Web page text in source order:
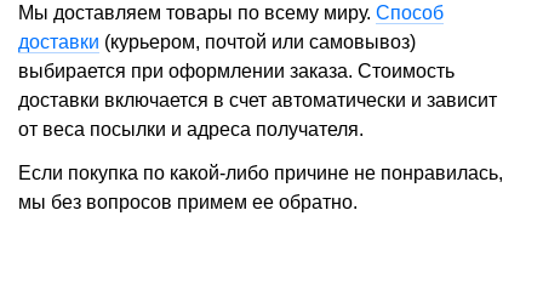
Мы доставляем товары по всему миру. Способ
доставки (курьером, почтой или самовывоз)
выбирается при оформлении заказа. Стоимость
доставки включается в счет автоматически и зависит
от веса посылки и адреса получателя.
Если покупка по какой-либо причине не понравилась,
мы без вопросов примем ее обратно.